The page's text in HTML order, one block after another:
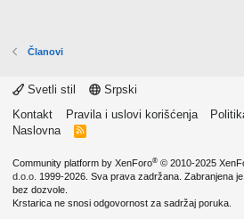
Članovi
Svetli stil
Srpski
Kontakt
Pravila i uslovi korišćenja
Naslovna
R
Community platform by XenForo® © 2010-2025
d.o.o. 1999-2026. Sva prava zadržana. Zabranjena
bez dozvole.
Krstarica ne snosi odgovornost za sadržaj poruka.